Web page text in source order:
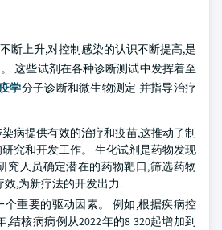
断上升,对控制感染的认识不断提高,是
这些试剂在各种诊断测试中发挥着至
学分子诊断和微生物测定 并指导治疗
病提供有效的治疗和疫苗,这推动了制
究和开发工作。 生化试剂是药物发现
究人员确定潜在的药物靶口,筛选药物
,为新疗法的开发出力.
个重要的驱动因素。 例如,根据疾病控
,结核病病例从2022年的8 320起增加到